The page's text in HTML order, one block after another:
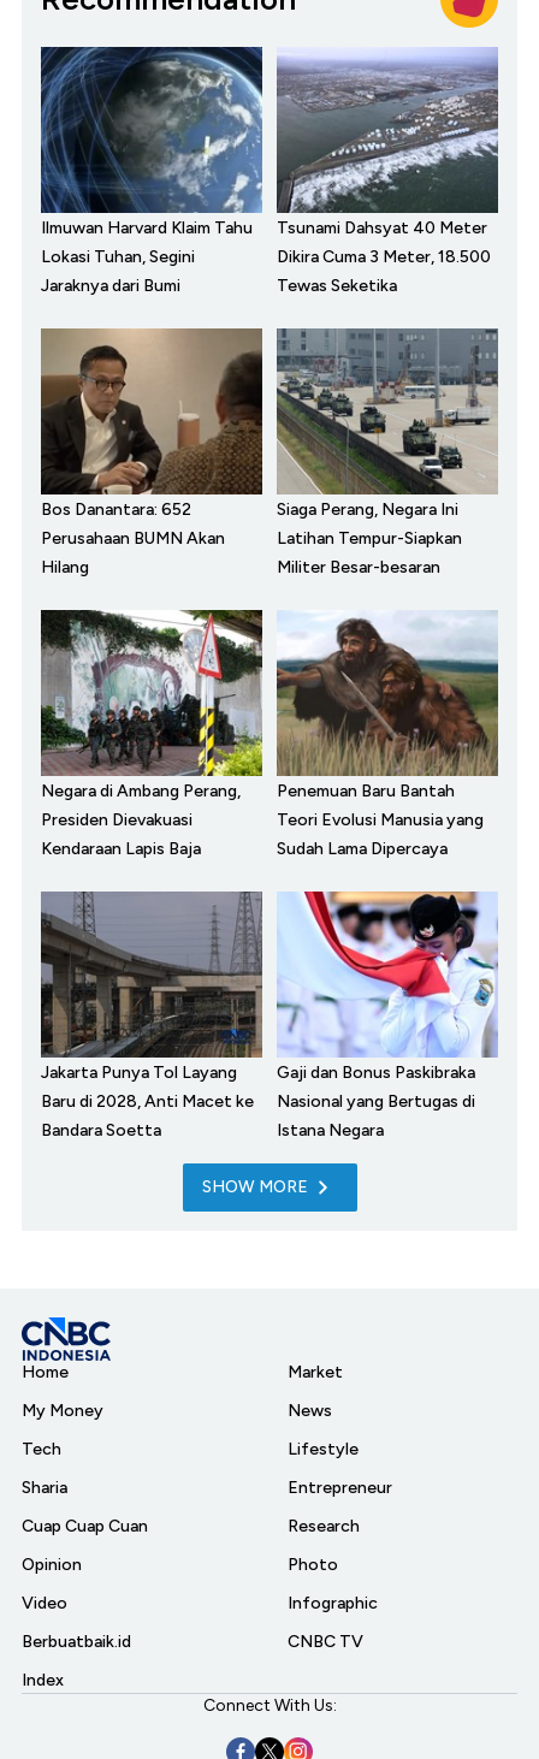
Ilmuwan Harvard Klaim Tahu
Lokasi Tuhan, Segini
Jaraknya dari Bumi
Tsunami Dahsyat 40 Meter
Dikira Cuma 3 Meter, 18.500
Tewas Seketika
Bos Danantara: 652
Perusahaan BUMN Akan
Hilang
Siaga Perang, Negara Ini
Latihan Tempur-Siapkan
Militer Besar-besaran
Negara di Ambang Perang,
Presiden Dievakuasi
Kendaraan Lapis Baja
Penemuan Baru Bantah
Teori Evolusi Manusia yang
Sudah Lama Dipercaya
Jakarta Punya Tol Layang
Baru di 2028, Anti Macet ke
Bandara Soetta
Gaji dan Bonus Paskibraka
Nasional yang Bertugas di
Istana Negara
SHOW MORE
Home
My Money
Tech
Sharia
Cuap Cuap Cuan
Opinion
Video
Berbuatbaik.id
Index
Market
News
Lifestyle
Entrepreneur
Research
Photo
Infographic
CNBC TV
Connect With Us: